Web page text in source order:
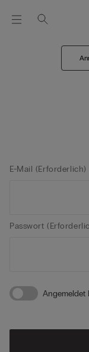
E-Mail (Erforderlich)
Passwort
Angemeldet